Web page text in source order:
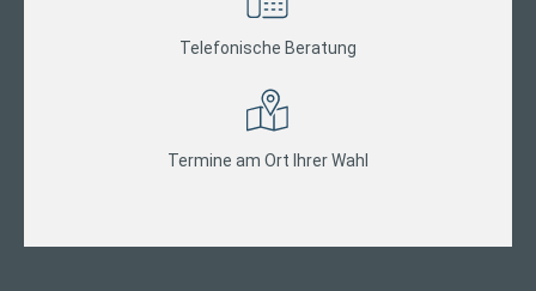
Telefonische Beratung
Termine am Ort Ihrer Wahl